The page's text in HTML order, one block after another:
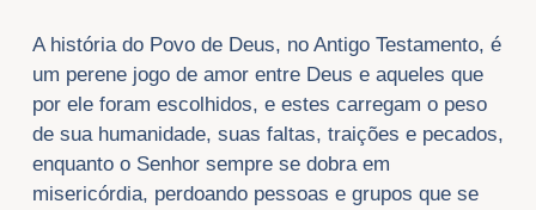
​A história do Povo de Deus, no Antigo Testamento, é
um perene jogo de amor entre Deus e aqueles que
por ele foram escolhidos, e estes carregam o peso
de sua humanidade, suas faltas, traições e pecados,
enquanto o Senhor sempre se dobra em
misericórdia, perdoando pessoas e grupos que se